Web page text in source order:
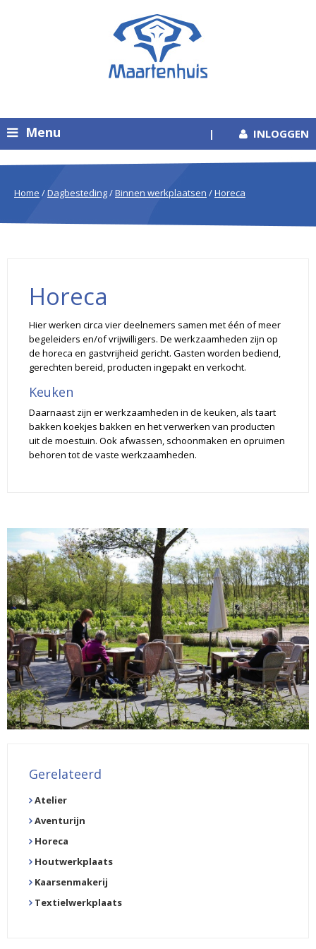
Menu | INLOGGEN
Home /Dagbesteding/Binnen werkplaatsen /Horeca
Horeca
Hier werken circa vier deelnemers samen met één of meer
begeleiders en/of vrijwilligers. De werkzaamheden zijn op
de horeca en gastvrijheid gericht. Gasten worden bediend,
gerechten bereid, producten ingepakt en verkocht.
Keuken
Daarnaast zijn er werkzaamheden in de keuken, als taart
bakken koekjes bakken en het verwerken van producten
uit de moestuin. Ook afwassen, schoonmaken en opruimen
behoren tot de vaste werkzaamheden.
Gerelateerd
Atelier
Aventurijn
Horeca
Houtwerkplaats
Kaarsenmakerij
Textielwerkplaats